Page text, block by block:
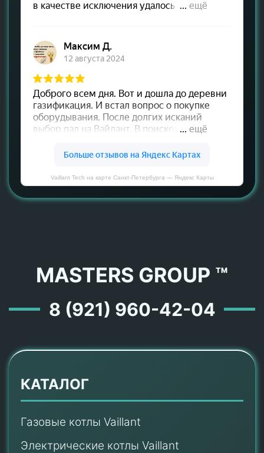
Vaillant Tech на карте Санкт‑Петербурга — Яндекс Карты
MASTERS GROUP ™
8 (921) 960-42-04
КАТАЛОГ
Газовые котлы Vaillant
Электрические котлы Vaillant